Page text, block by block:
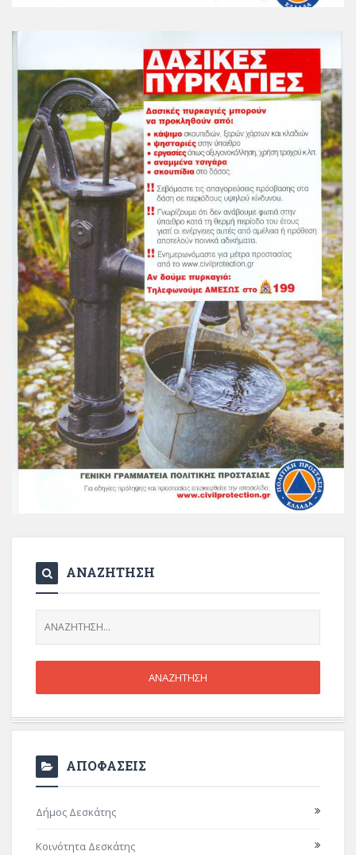
ΑΝΑΖΗΤΗΣΗ
ΑΠΟΦΑΣΕΙΣ
Δήμος Δεσκάτης
Κοινότητα Δεσκάτης